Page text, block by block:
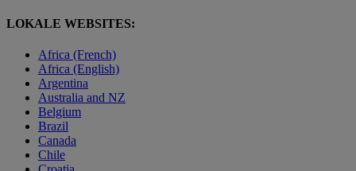
LOKALE WEBSITES:
Africa (French)
Africa (English)
Argentina
Australia and NZ
Belgium
Brazil
Canada
Chile